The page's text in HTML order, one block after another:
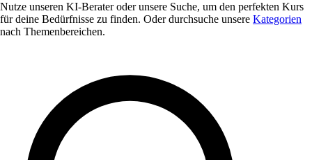
Nutze unseren KI-Berater oder unsere Suche, um den perfekten Kurs
für deine Bedürfnisse zu finden. Oder durchsuche unsere Kategorien
nach Themenbereichen.